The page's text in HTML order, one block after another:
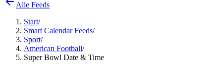
Alle Feeds
Start/
Smart Calendar Feeds/
Sport/
American Football/
Super Bowl Date & Time